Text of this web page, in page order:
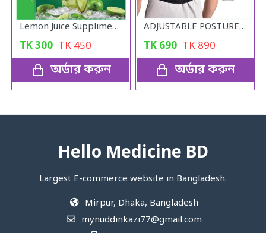
Lemon Juice Suppliment Weight Loss Lemon Juice 120g
TK300 TK450
অর্ডার করুন
ADJUSTABLE POSTURE Back Support Belt (UNISEX)
TK 690 TK890
অর্ডার করুন
Hello Medicine BD
Largest E-commerce website in Bangladesh.
Mirpur, Dhaka, Bangladesh
mynuddinkazi77@gmail.com